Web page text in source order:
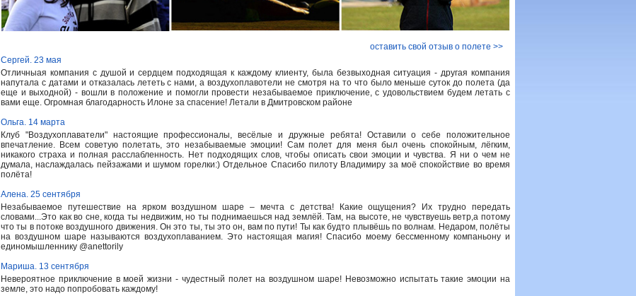
оставить свой отзыв о полете >>
Сергей. 23 мая
Отличныая компания с душой и сердцем подходящая к каждому клиенту, была безвыходная ситуация - другая компания
напутала с датами и отказалась лететь с нами, а воздухоплавотели не смотря на то что было меньше суток до полета (да
еще и выходной) - вошли в положение и помогли провести незабываемое приключение, с удовольствием будем летать с
вами еще. Огромная благодарность Илоне за спасение! Летали в Дмитровском районе
Ольга. 14 марта
Клуб "Воздухоплаватели" настоящие профессионалы, весёлые и дружные ребята! Оставили о себе положительное
впечатление. Всем советую полетать, это незабываемые эмоции! Сам полет для меня был очень спокойным, лёгким,
никакого страха и полная расслабленность. Нет подходящих слов, чтобы описать свои эмоции и чувства. Я ни о чем не
думала, наслаждалась пейзажами и шумом горелки:) Отдельное Спасибо пилоту Владимиру за моё спокойствие во время
полёта!
Алена. 25 сентября
Незабываемое путешествие на ярком воздушном шаре – мечта с детства! Какие ощущения? Их трудно передать
словами...Это как во сне, когда ты недвижим, но ты поднимаешься над землёй. Там, на высоте, не чувствуешь ветр,а потому
что ты в потоке воздушного движения. Он это ты, ты это он, вам по пути! Ты как будто плывёшь по волнам. Недаром, полёты
на воздушном шаре называются воздухоплаванием. Это настоящая магия! Спасибо моему бессменному компаньону и
единомышленнику @anettorily
Мариша. 13 сентября
Невероятное приключение в моей жизни - чудестный полет на воздушном шаре! Невозможно испытать такие эмоции на
земле, это надо попробовать каждому!